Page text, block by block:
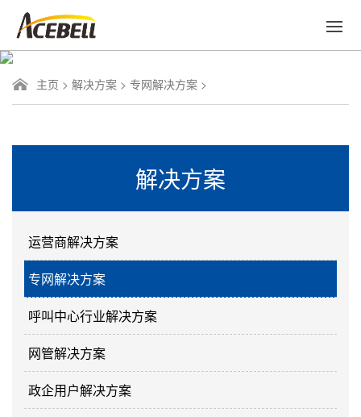
主页 > 解决方案 > 专网解决方案 >
解决方案
运营商解决方案
专网解决方案
呼叫中心行业解决方案
网管解决方案
政企用户解决方案